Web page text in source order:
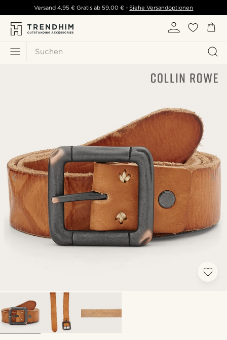
Suchen
Versand 4,95 € Gratis ab 59,00 € - Siehe Versandoptionen